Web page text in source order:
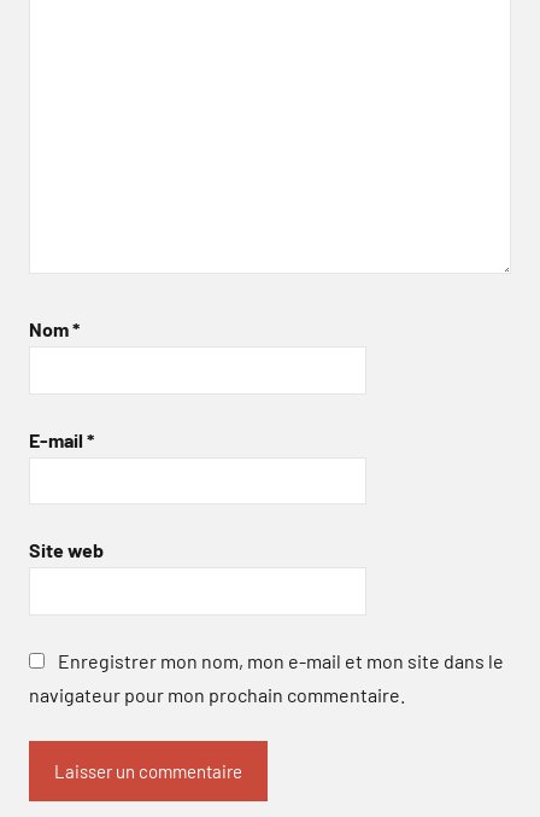
Nom*
E-mail *
Site web
Enregistrer mon nom, mon e-mail et mon site dans le
navigateur pour mon prochain commentaire.